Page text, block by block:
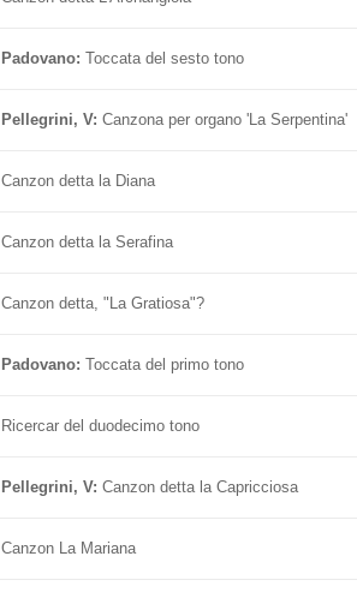
Padovano: Toccata del sesto tono
Pellegrini, V: Canzona per organo 'La Serpentina'
Canzon detta la Diana
Canzon detta la Serafina
Canzon detta, "La Gratiosa"?
Padovano: Toccata del primo tono
Ricercar del duodecimo tono
Pellegrini, V: Canzon detta la Capricciosa
Canzon La Mariana